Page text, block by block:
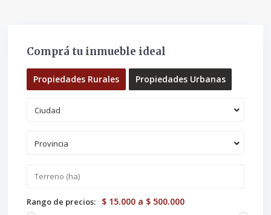
Comprá tu inmueble ideal
Propiedades Rurales Propiedades Urbanas
Ciudad
Provincia
Rango de precios: $ 15.000 a $ 500.000